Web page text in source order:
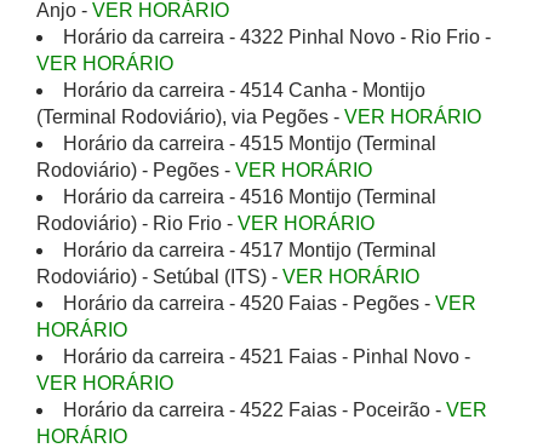
Anjo - VER HORÁRIO
Horário da carreira - 4322 Pinhal Novo - Rio Frio -
VER HORÁRIO
Horário da carreira - 4514 Canha - Montijo
(Terminal Rodoviário), via Pegões - VER HORÁRIO
Horário da carreira - 4515 Montijo (Terminal
Rodoviário) - Pegões - VER HORÁRIO
Horário da carreira - 4516 Montijo (Terminal
Rodoviário) - Rio Frio - VER HORÁRIO
Horário da carreira - 4517 Montijo (Terminal
Rodoviário) - Setúbal (ITS) - VER HORÁRIO
Horário da carreira - 4520 Faias - Pegões - VER
HORÁRIO
Horário da carreira - 4521 Faias - Pinhal Novo -
VER HORÁRIO
Horário da carreira - 4522 Faias - Poceirão - VER
HORÁRIO